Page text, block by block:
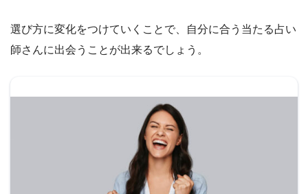
選び方に変化をつけていくことで、自分に合う当たる占い
師さんに出会うことが出来るでしょう。